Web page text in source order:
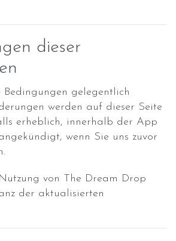
dieser
Bedingungen gelegentlich
werden auf dieser Seite
erheblich, innerhalb der App
wenn Sie uns zuvor
von The Dream Drop
der aktualisierten